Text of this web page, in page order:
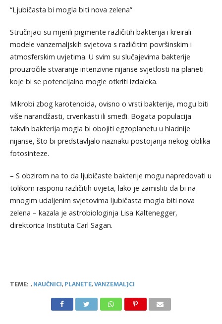
“Ljubičasta bi mogla biti nova zelena”
Stručnjaci su mjerili pigmente različitih bakterija i kreirali
modele vanzemaljskih svjetova s različitim površinskim i
atmosferskim uvjetima. U svim su slučajevima bakterije
prouzročile stvaranje intenzivne nijanse svjetlosti na planeti
koje bi se potencijalno mogle otkriti izdaleka.
Mikrobi zbog karotenoida, ovisno o vrsti bakterije, mogu biti
više narandžasti, crvenkasti ili smeđi. Bogata populacija
takvih bakterija mogla bi obojiti egzoplanetu u hladnije
nijanse, što bi predstavljalo naznaku postojanja nekog oblika
fotosinteze.
– S obzirom na to da ljubičaste bakterije mogu napredovati u
tolikom rasponu različitih uvjeta, lako je zamisliti da bi na
mnogim udaljenim svjetovima ljubičasta mogla biti nova
zelena – kazala je astrobiologinja Lisa Kaltenegger,
direktorica Instituta Carl Sagan.
TEME: , NAUČNICI, PLANETE,VANZEMALJCI